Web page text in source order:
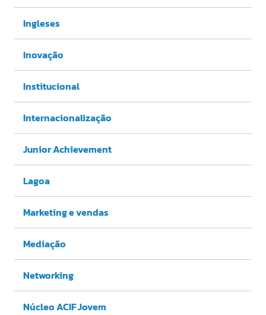
Ingleses
Inovação
Institucional
Internacionalização
Junior Achievement
Lagoa
Marketing e vendas
Mediação
Networking
Núcleo ACIF Jovem